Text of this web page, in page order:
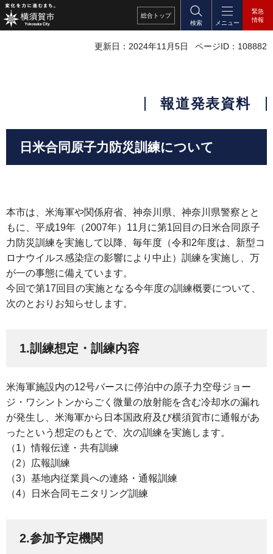
総合 トップ
検索
メニュー
緊急
情報
更新日：2024年11月5日 ページID：108882
報道発表資料
日米合同原子力防災訓練について
本市は、米海軍や関係府省、神奈川県、神奈川県警察とと
もに、平成19年（2007年）11月に第1回目の日米合同原子
力防災訓練を実施して以降、毎年度（令和2年度は、新型コ
ロナウイルス感染症の影響により中止）訓練を実施し、万
が一の事態に備えています。
今回で第17回目の実施となる今年度の訓練概要について、
次のとおりお知らせします。
1.訓練想定・訓練内容
米海軍施設内の12号バースに停泊中の原子力空母ジョー
ジ・ワシントンからごく微量の放射能を含む冷却水の漏れ
が発生し、米海軍から日本国政府及び横須賀市に通報があ
ったという想定のもとで、次の訓練を実施します。
（1）情報伝達・共有訓練
（2）広報訓練
（3）基地内従業員への連絡・通報訓練
（4）日米合同モニタリング訓練
2.参加予定機関